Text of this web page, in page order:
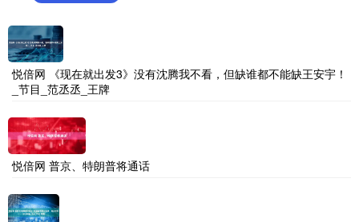
悦倍网 《现在就出发3》没有沈腾我不看，但缺谁都不能缺王安宇！
_节目_范丞丞_王牌
悦倍网 普京、特朗普将通话